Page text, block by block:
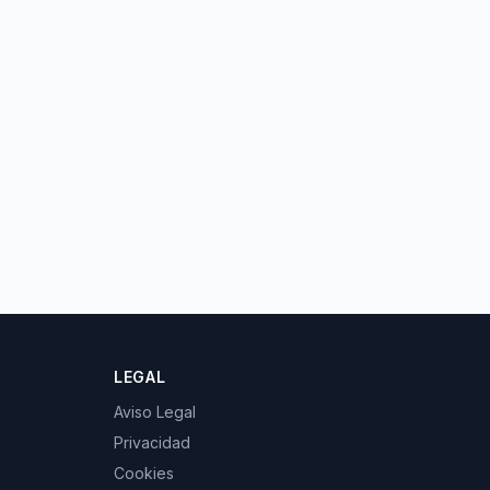
LEGAL
Aviso Legal
Privacidad
Cookies